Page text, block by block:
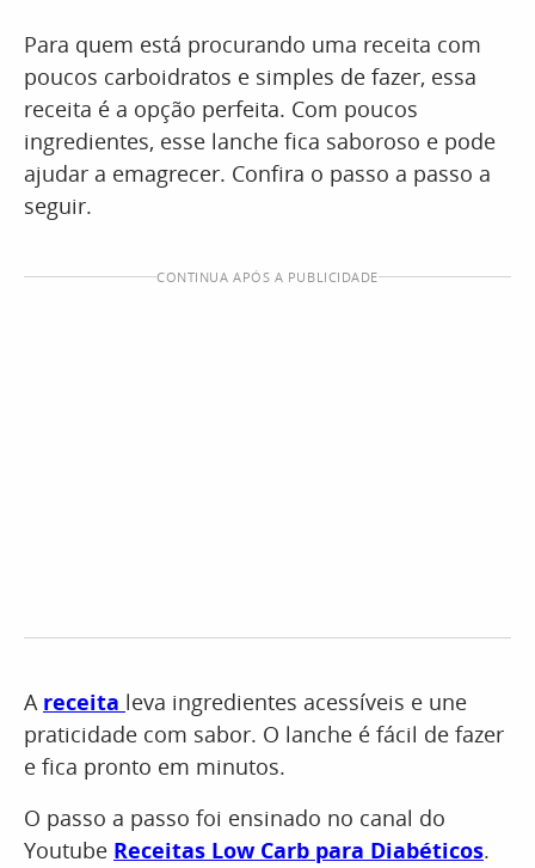
Para quem está procurando uma receita com
poucos carboidratos e simples de fazer, essa
receita é a opção perfeita. Com poucos
ingredientes, esse lanche fica saboroso e pode
ajudar a emagrecer. Confira o passo a passo a
seguir.
CONTINUA APÓS A PUBLICIDADE
A receita leva ingredientes acessíveis e une
praticidade com sabor. O lanche é fácil de fazer
e fica pronto em minutos.
O passo a passo foi ensinado no canal do
Youtube Receitas Low Carb para Diabéticos.